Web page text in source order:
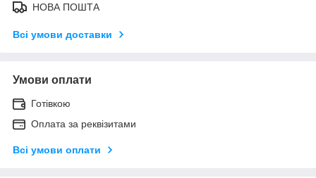
НОВА ПОШТА
Всі умови доставки
Умови оплати
Готівкою
Оплата за реквізитами
Всі умови оплати